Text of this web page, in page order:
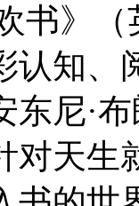
》（
知、
尼·布
对天生